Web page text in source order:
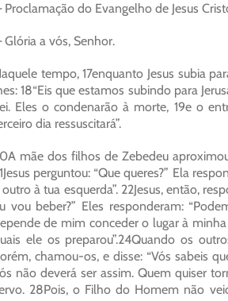
Proclamação do Evangelho de Jesus
Glória a vós, Senhor.
tempo, 17enquanto Jesus subia
18“Eis que estamos subindo para
Eles o condenarão à morte, 19e o
dia ressuscitará”.
mãe dos filhos de Zebedeu
perguntou: “Que queres?” Ela
outro à tua esquerda”. 22Jesus, então,
vou beber?” Eles responderam:
de mim conceder o lugar à
ele os preparou”.24Quando os
chamou-os, e disse: “Vós sabeis
não deverá ser assim. Quem quiser
28Pois, o Filho do Homem não